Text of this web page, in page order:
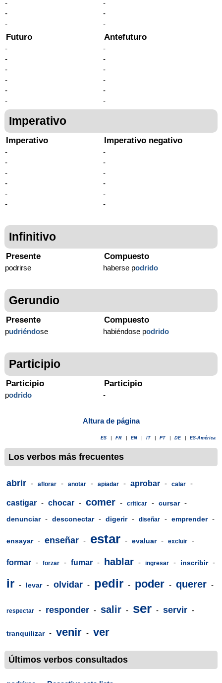
-
-
-
-
-
-
Futuro
-
-
-
-
-
-
Antefuturo
-
-
-
-
-
-
Imperativo
Imperativo
-
-
-
-
-
-
Imperativo negativo
-
-
-
-
-
-
Infinitivo
Presente
podrirse
Compuesto
haberse podrido
Gerundio
Presente
pudriéndose
Compuesto
habiéndose podrido
Participio
Participio
podrido
Participio
-
Altura de página
ES FR EN IT PT DE ES-América
Los verbos más frecuentes
abrir - aflorar - anotar - apiadar - aprobar - calar -
castigar - chocar - comer - criticar - cursar -
denunciar - desconectar - digerir - diseñar - emprender -
ensayar - enseñar - estar - evaluar - excluir -
formar - forzar - fumar - hablar - ingresar - inscribir -
ir - levar - olvidar - pedir - poder - querer -
respectar - responder - salir - ser - servir -
tranquilizar - venir - ver
Últimos verbos consultados